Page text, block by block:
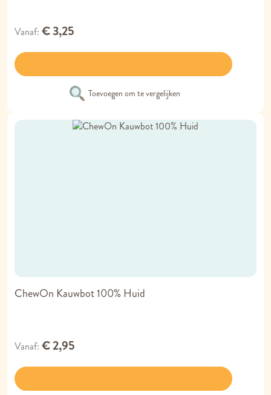
Vanaf € 3,25
Toevoegen om te vergelijken
ChewOn Kauwbot 100% Huid
Vanaf € 2,95